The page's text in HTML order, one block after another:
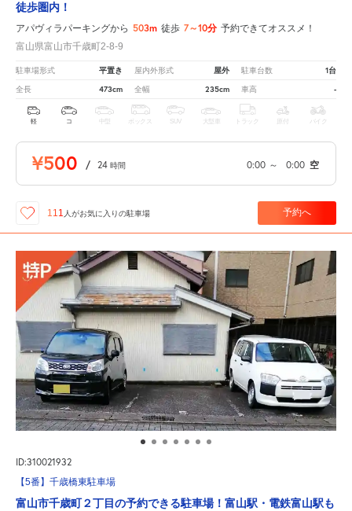
徒歩圏内！
アパヴィラパーキングから 503m 徒歩 7～10分 予約できてオススメ！
富山県富山市千歳町2-8-9
駐車場形式 平置き 屋内外形式 屋外 駐車台数 1台
全長 473cm 全幅 235cm 車高 -
軽 コ 中型 ボックス SUV 大型車 トラック 原付 バイク
¥500 / 24 時間 0:00 ～ 0:00 空
111 人がお気に入りの駐車場 予約へ
ID:310021932
【5番】千歳橋東駐車場
富山市千歳町２丁目の予約できる駐車場！富山駅・電鉄富山駅も